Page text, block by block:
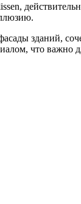
зданий,
что важно